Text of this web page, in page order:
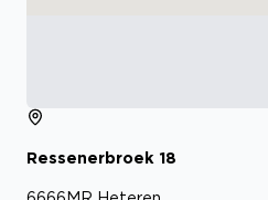
Ressenerbroek 18